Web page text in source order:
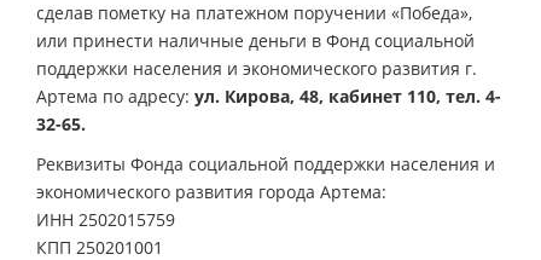
сделав пометку на платежном поручении «Победа»,
или принести наличные деньги в Фонд социальной
поддержки населения и экономического развития г.
Артема по адресу: ул. Кирова, 48, кабинет 110, тел. 4-
32-65.
Реквизиты Фонда социальной поддержки населения и
экономического развития города Артема:
ИНН 2502015759
КПП 250201001